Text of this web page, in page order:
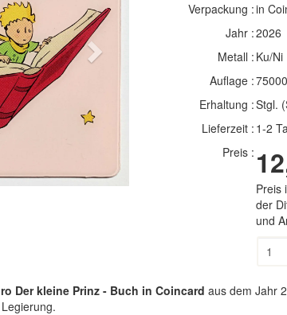
Next
Verpackung :in
Jahr :2026
Metall : Ku/Ni
Auflage :
Erhaltung :Stgl.
Lieferzeit : 1-2
Preis :
Preis
der
und
Der kleine Prinz - Buch in Coincard aus dem Jahr